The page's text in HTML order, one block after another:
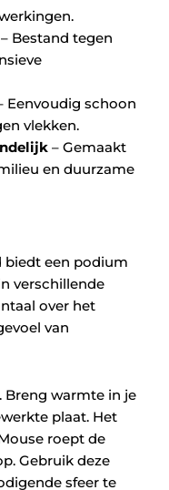
– Bestand tegen
Eenvoudig schoon
vlekken.
– Gemaakt
en duurzame
biedt een podium
verschillende
over het
van
Breng warmte in je
plaat. Het
roept de
Gebruik deze
sfeer te